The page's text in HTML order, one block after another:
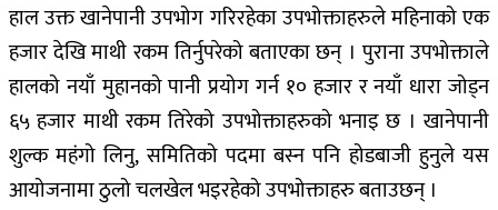
हाल उक्त खानेपानी उपभोग गरिरहेका उपभोक्ताहरुले महिनाको एक
हजार देखि माथी रकम तिर्नुपरेको बताएका छन् । पुराना उपभोक्ताले
हालको नयाँ मुहानको पानी प्रयोग गर्न १० हजार र नयाँ धारा जोड्न
६५ हजार माथी रकम तिरेको उपभोक्ताहरुको भनाइ छ । खानेपानी
शुल्क महंगो लिनु, समितिको पदमा बस्न पनि होडबाजी हुनुले यस
आयोजनामा ठुलो चलखेल भइरहेको उपभोक्ताहरु बताउछन् ।